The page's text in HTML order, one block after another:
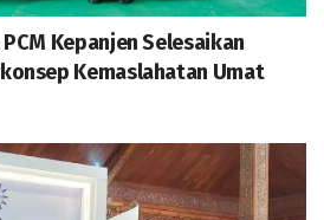
Kepanjen Selesaikan
Kemaslahatan Umat